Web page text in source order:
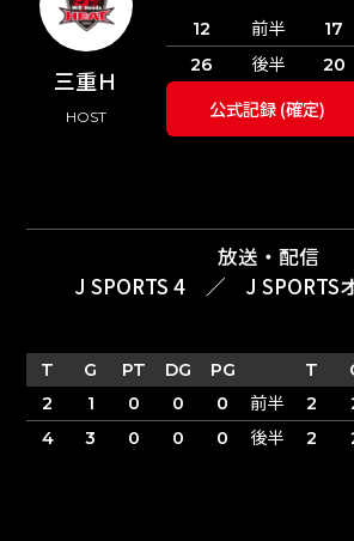
三重Ｈ
HOST
12 前半
17
26
後半 20
公式記録 (確定)
放送・配信
J SPORTS 4
／ J SPORTS
T G PT DG PG T
2
1 0 0 0 前半 2
4
3 0 0 0 後半 2